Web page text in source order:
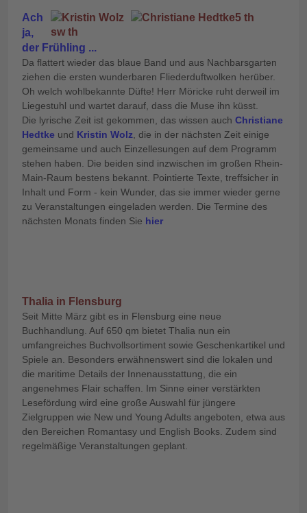
Ach
ja,
der Frühling ...
Da flattert wieder das blaue Band und aus Nachbarsgarten
ziehen die ersten wunderbaren Fliederduftwolken herüber.
Oh welch wohlbekannte Düfte! Herr Möricke ruht derweil im
Liegestuhl und wartet darauf, dass die Muse ihn küsst.
Die lyrische Zeit ist gekommen, das wissen auch Christiane
Hedtke und Kristin Wolz , die in der nächsten Zeit einige
gemeinsame und auch Einzellesungen auf dem Programm
stehen haben. Die beiden sind inzwischen im großen Rhein-
Main-Raum bestens bekannt. Pointierte Texte, treffsicher in
Inhalt und Form - kein Wunder, das sie immer wieder gerne
zu Veranstaltungen eingeladen werden. Die Termine des
nächsten Monats finden Sie hier
Thalia in Flensburg
Seit Mitte März gibt es in Flensburg eine neue
Buchhandlung. Auf 650 qm bietet Thalia nun ein
umfangreiches Buchvollsortiment sowie Geschenkartikel und
Spiele an. Besonders erwähnenswert sind die lokalen und
die maritime Details der Innenausstattung, die ein
angenehmes Flair schaffen. Im Sinne einer verstärkten
Lesefördung wird eine große Auswahl für jüngere
Zielgruppen wie New und Young Adults angeboten, etwa aus
den Bereichen Romantasy und English Books. Zudem sind
regelmäßige Veranstaltungen geplant.